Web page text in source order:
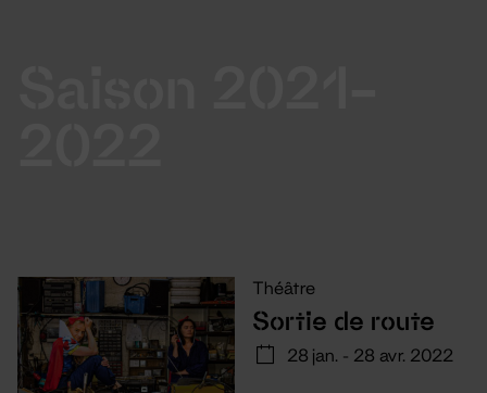
Théâtre
Sortie de route
28 jan. - 28 avr. 2022